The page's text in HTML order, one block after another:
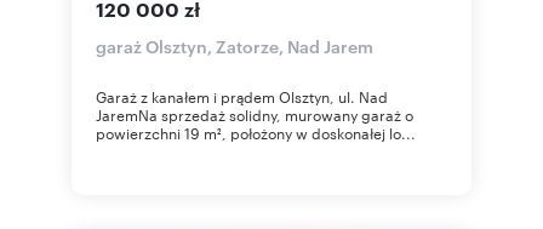
120 000 zł
garaż Olsztyn, Zatorze, Nad Jarem
Garaż z kanałem i prądem Olsztyn, ul. Nad
JaremNa sprzedaż solidny, murowany garaż o
powierzchni 19 m², położony w doskonałej lo...